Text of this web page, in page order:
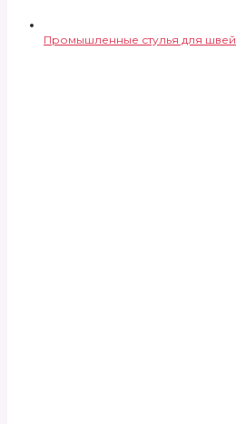
Промышленные стулья для швей